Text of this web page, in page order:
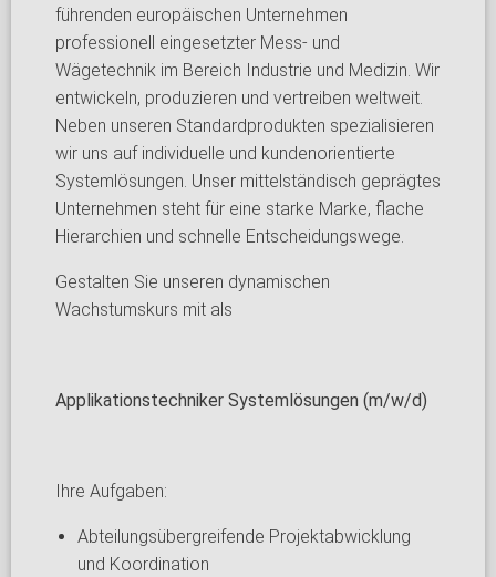
führenden europäischen Unternehmen
professionell eingesetzter Mess- und
Wägetechnik im Bereich Industrie und Medizin. Wir
entwickeln, produzieren und vertreiben weltweit.
Neben unseren Standardprodukten spezialisieren
wir uns auf individuelle und kundenorientierte
Systemlösungen. Unser mittelständisch geprägtes
Unternehmen steht für eine starke Marke, flache
Hierarchien und schnelle Entscheidungswege.
Gestalten Sie unseren dynamischen
Wachstumskurs mit als
Applikationstechniker Systemlösungen (m/w/d)
Ihre Aufgaben:
Abteilungsübergreifende Projektabwicklung
und Koordination